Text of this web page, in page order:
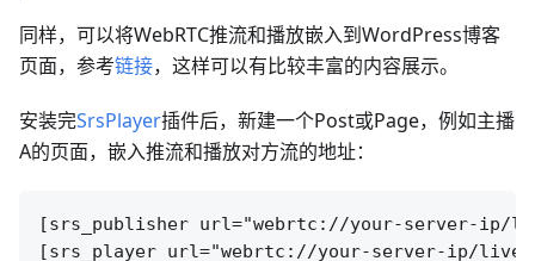
同样，可以将WebRTC推流和播放嵌入到WordPress博客
页面，参考链接，这样可以有比较丰富的内容展示。
安装完SrsPlayer插件后，新建一个Post或Page，例如主播
A的页面，嵌入推流和播放对方流的地址：
[srs_publisher url="webrtc://your-server-ip/